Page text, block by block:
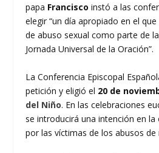
papa Francisco instó a las
elegir “un día apropiado en el
de abuso sexual como parte de
Jornada Universal de la Oración”.
La Conferencia Episcopal
petición y eligió el 20 de
del Niño. En las celebraciones
se introducirá una intención en
por las víctimas de los abusos de